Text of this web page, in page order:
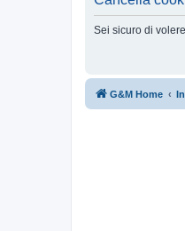
Sei sicuro di
G&M Home